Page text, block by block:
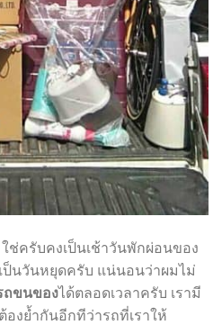
รับคงเป็นเช้าวันพักผ่อนของ
ป็นวันหยุดครับ แน่นอนว่าผมไม่
ถขนของได้ตลอดเวลาครับ เรามี
งย้ำกันอีกทีว่ารถที่เราให้